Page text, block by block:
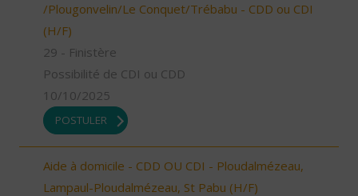
/Plougonvelin/Le Conquet/Trébabu - CDD ou CDI
(H/F)
29 - Finistère
Possibilité de CDI ou CDD
10/10/2025
POSTULER
Aide à domicile - CDD OU CDI - Ploudalmézeau,
Lampaul-Ploudalmézeau, St Pabu (H/F)